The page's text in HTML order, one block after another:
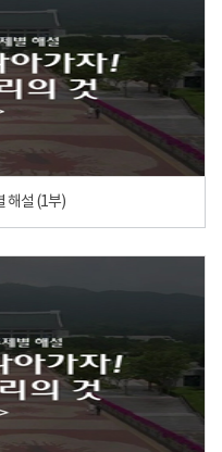
해설 (1부)